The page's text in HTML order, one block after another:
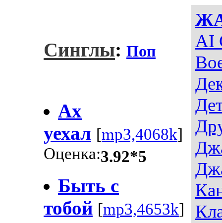
AI
Синглы: Поп
Ах
уехал [mp3,4068k]
Оценка:3.92*5
Быть с
тобой [mp3,4653k]